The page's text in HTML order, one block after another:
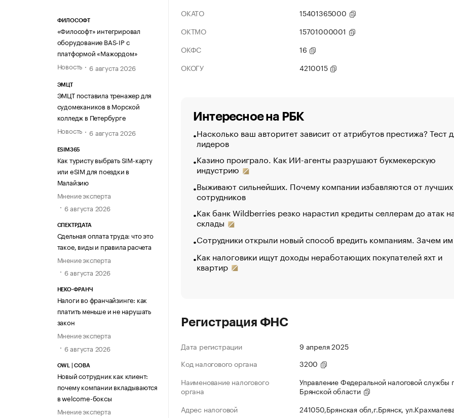
ФИЛОСОФТ
«Философт» интегрировал
оборудование BAS-IP с
платформой «Мажордом»
Новость
6 августа 2026
ЭМЦТ
ЭМЦТ поставила тренажер для
судомехаников в Морской
колледж в Петербурге
Новость
6 августа 2026
ESIM365
Как туристу выбрать SIM-карту
или eSIM для поездки в
Малайзию
Мнение эксперта
6 августа 2026
СПЕКТРДАТА
Сдельная оплата труда: что это
такое, виды и правила расчета
Мнение эксперта
6 августа 2026
НЕКО-ФРАНЧ
Налоги во франчайзинге: как
платить меньше и не нарушать
закон
Мнение эксперта
6 августа 2026
OWL | СОВА
Новый сотрудник как клиент:
почему компании вкладываются
в welcome-боксы
Мнение эксперта
ОКАТО
15401365000
ОКТМО
15701000001
ОКФС
16
ОКОГУ
4210015
Интересное на РБК
Насколько ваш авторитет зависит от атрибутов престижа? Тест
лидеров
Казино проиграло. Как ИИ-агенты разрушают букмекерскую
индустрию
Выживают сильнейших. Почему компании избавляются от лучших
сотрудников
Как банк Wildberries резко нарастил кредиты селлерам до атак
склады
Сотрудники открыли новый способ вредить компаниям. Зачем
Как налоговики ищут доходы неработающих покупателей яхт и
квартир
Регистрация ФНС
Дата регистрации
9 апреля 2025
Код налогового органа
3200
Наименование налогового
органа
Управление Федеральной налоговой службы
Брянской области
Адрес налоговой
241050,Брянская обл,г.Брянск,